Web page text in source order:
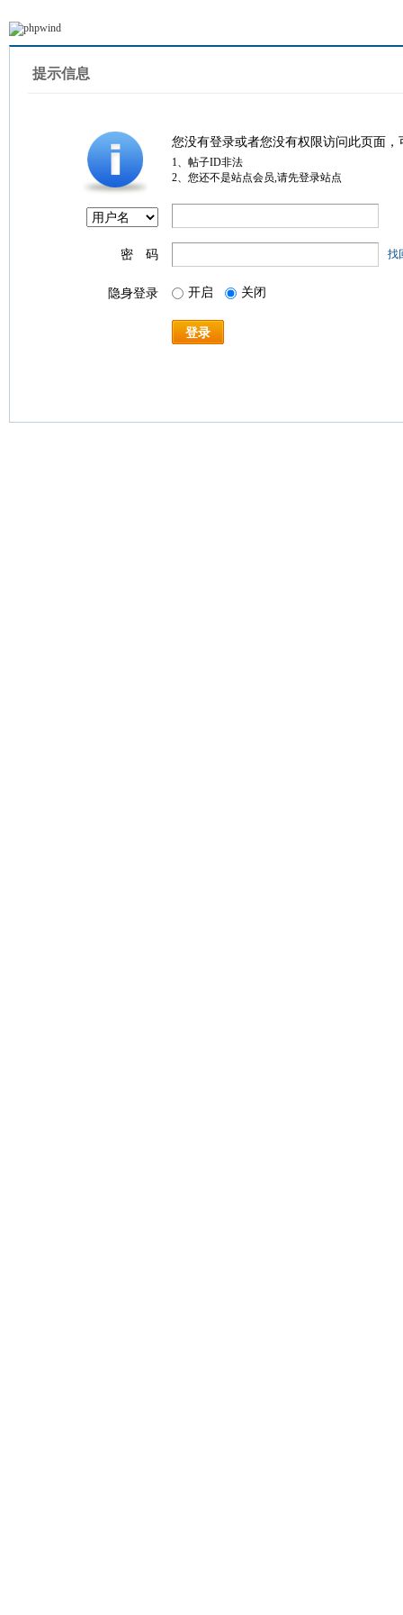
提示信息
您没有登录或者您没有权限访问此页面
1、帖子ID非法
2、您还不是站点会员,请先登录站点
密 码 找
隐身登录 开启 关闭
登录